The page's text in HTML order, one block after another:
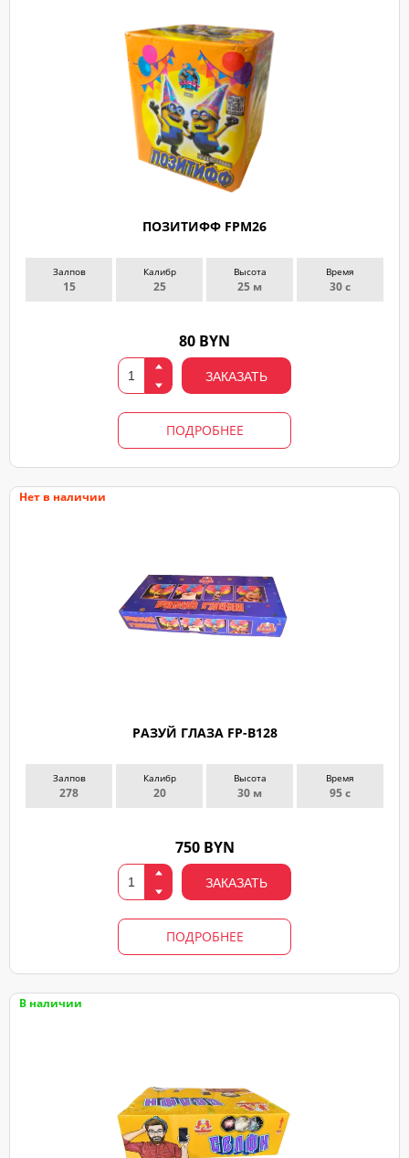
ПОЗИТИФФ FPM26
Залпов
15
Калибр
25
Высота
25 м
Время
30 с
80 BYN
ЗАКАЗАТЬ
ПОДРОБНЕЕ
Нет в наличии
РАЗУЙ ГЛАЗА FP-B128
Залпов
278
Калибр
20
Высота
30 м
Время
95 с
750 BYN
ЗАКАЗАТЬ
ПОДРОБНЕЕ
В наличии